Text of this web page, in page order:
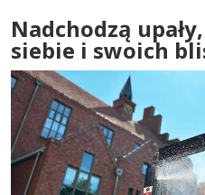
Nadchodzą
siebie i swoich